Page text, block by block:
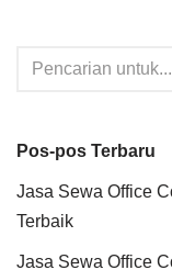
Pos-pos Terbaru
Jasa Sewa Office
Terbaik
Jasa Sewa Office